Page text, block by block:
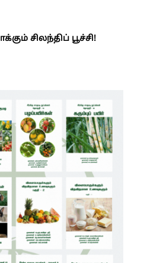
சிலந்திப் பூச்சி!